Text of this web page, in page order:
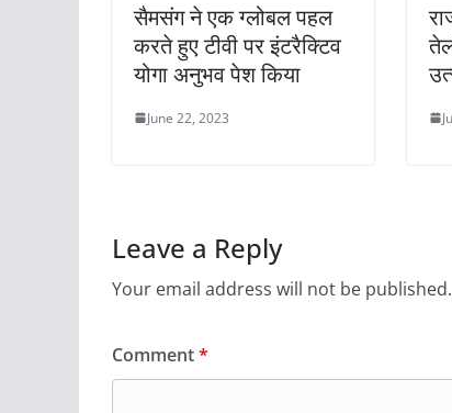
सैमसंग ने एक ग्लोबल पहल
करते हुए टीवी पर इंटरैक्टिव
योगा अनुभव पेश किया
June 22, 2023
Leave a Reply
Your email address will not be published.
Comment*